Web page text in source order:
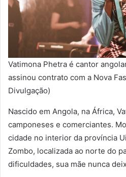
Vatimona Phetra é cantor
assinou contrato com a Nova
Divulgação)
Nascido em Angola, na África,
camponeses e comerciantes.
cidade no interior da província
Zombo, localizada ao norte do
dificuldades, sua mãe nunca